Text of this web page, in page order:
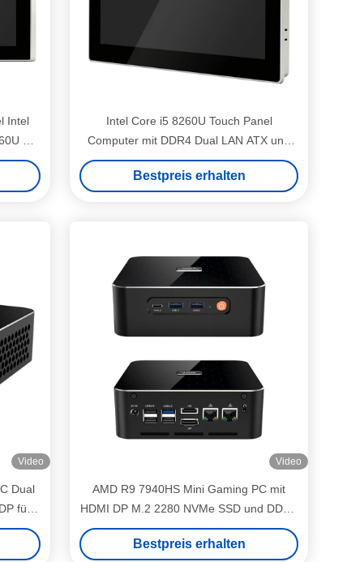
Intel
mit
Intel Core i5 8260U Touch Panel
Computer mit DDR4 Dual LAN ATX und
GPIO
Bestpreis erhalten
Video
Dual
für
Video
AMD R9 7940HS Mini Gaming PC mit
HDMI DP M.2 2280 NVMe SSD und DDR5
64G
Bestpreis erhalten